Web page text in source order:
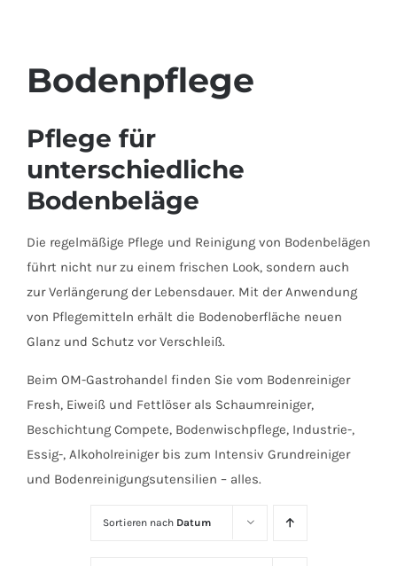
Bodenpflege
Pflege für
unterschiedliche
Bodenbeläge
Die regelmäßige Pflege und Reinigung von Bodenbelägen
führt nicht nur zu einem frischen Look, sondern auch
zur Verlängerung der Lebensdauer. Mit der Anwendung
von Pflegemitteln erhält die Bodenoberfläche neuen
Glanz und Schutz vor Verschleiß.
Beim OM-Gastrohandel finden Sie vom Bodenreiniger
Fresh, Eiweiß und Fettlöser als Schaumreiniger,
Beschichtung Compete, Bodenwischpflege, Industrie-,
Essig-, Alkoholreiniger bis zum Intensiv Grundreiniger
und Bodenreinigungsutensilien – alles.
Sortieren nach Datum